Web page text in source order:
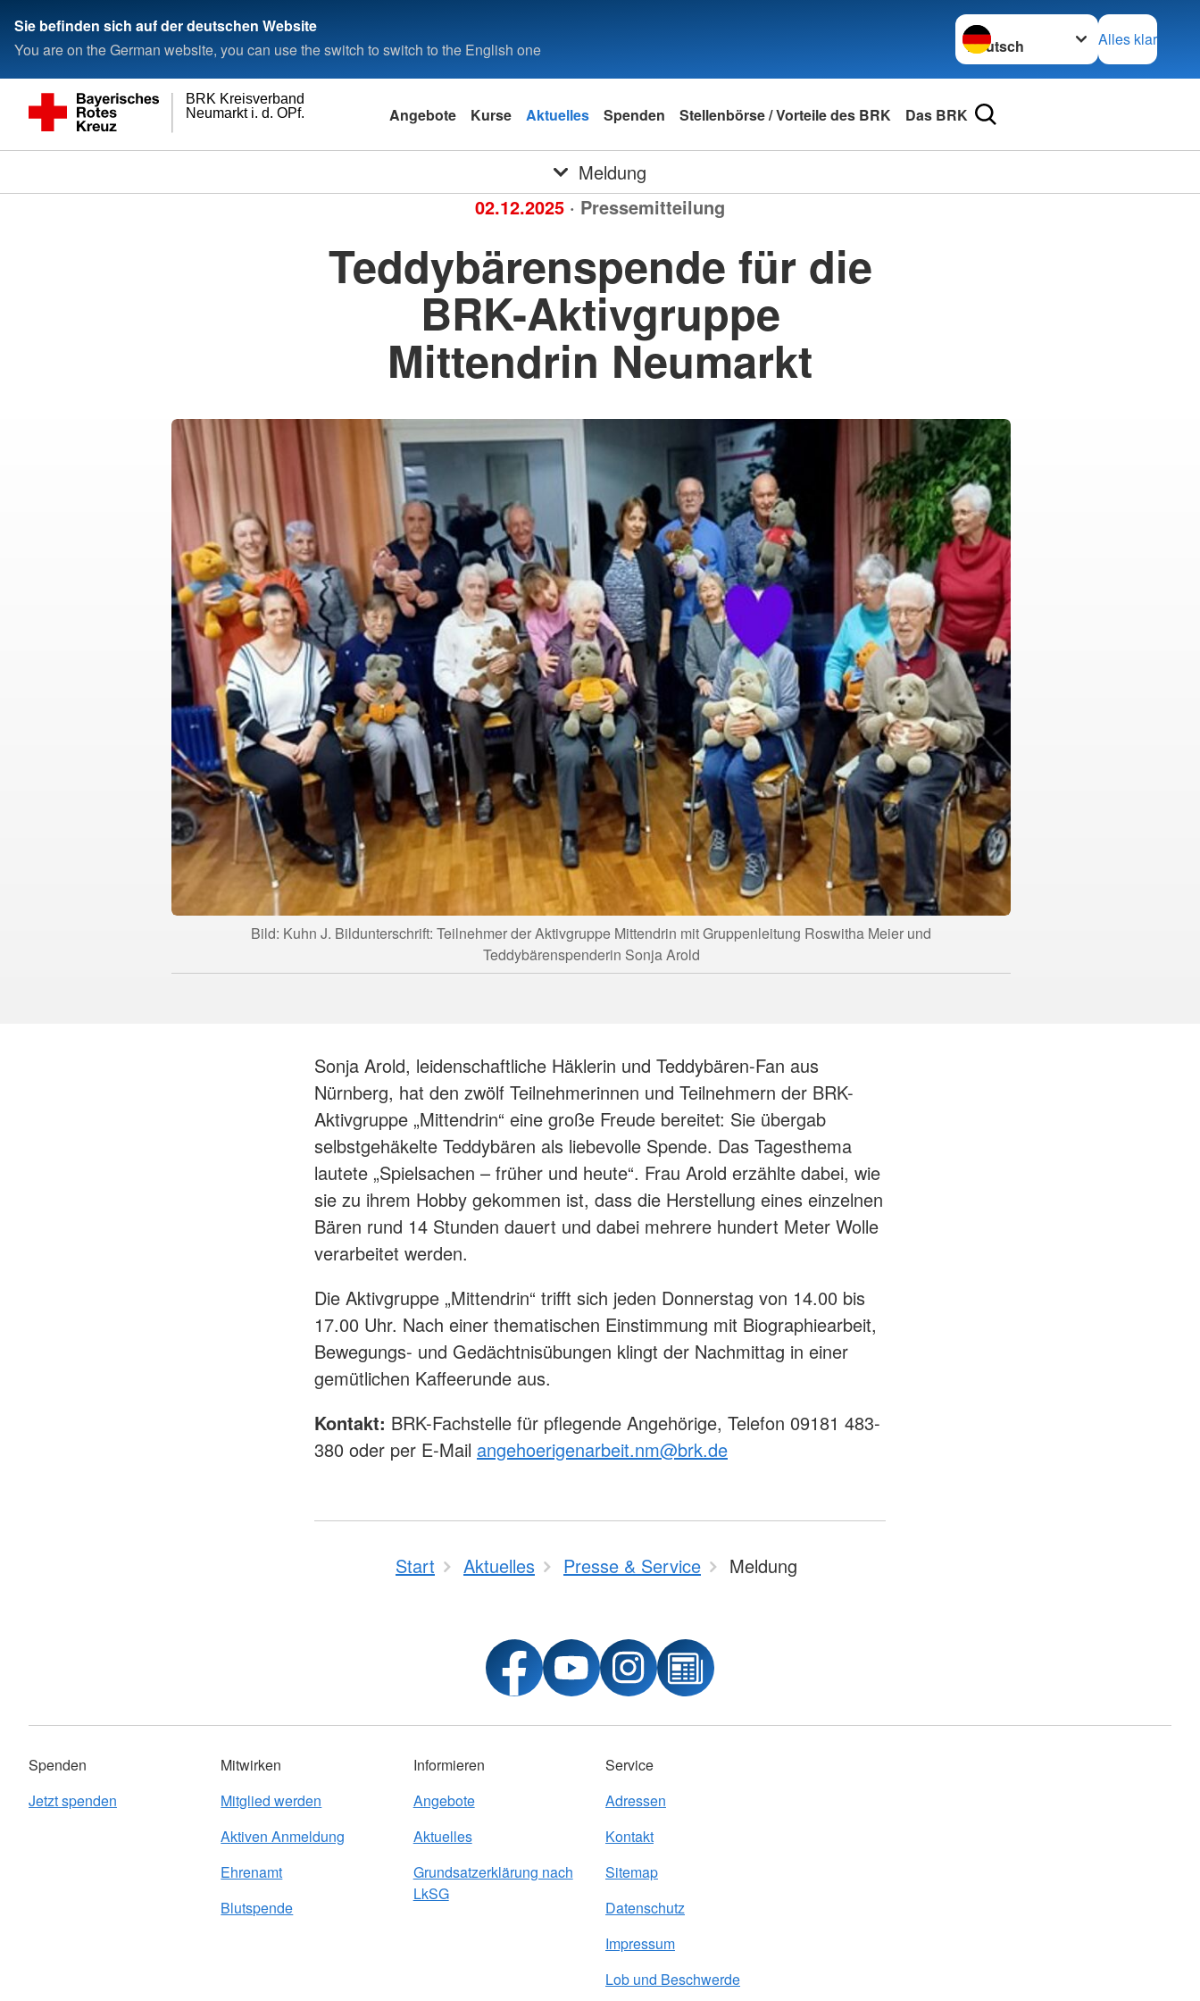
Sie befinden sich auf der deutschen Website
You are on the German website, you can use the switch to switch to the English one
Sprache wechseln zu
Alles klar
Neumarkt i. d. OPf.
BRK Kreisverband
Angebote Kurse Aktuelles Spenden Stellenbörse / Vorteile des BRK Das BRK
Meldung
02.12.2025 · Pressemitteilung
Teddybärenspende für die
BRK-Aktivgruppe
Mittendrin Neumarkt
Bild: Kuhn J. Bildunterschrift: Teilnehmer der Aktivgruppe Mittendrin mit Gruppenleitung Roswitha Meier und
Teddybärenspenderin Sonja Arold
Sonja Arold, leidenschaftliche Häklerin und Teddybären-Fan aus
Nürnberg, hat den zwölf Teilnehmerinnen und Teilnehmern der BRK-
Aktivgruppe „Mittendrin“ eine große Freude bereitet: Sie übergab
selbstgehäkelte Teddybären als liebevolle Spende. Das Tagesthema
lautete „Spielsachen – früher und heute“. Frau Arold erzählte dabei, wie
sie zu ihrem Hobby gekommen ist, dass die Herstellung eines einzelnen
Bären rund 14 Stunden dauert und dabei mehrere hundert Meter Wolle
verarbeitet werden.
Die Aktivgruppe „Mittendrin“ trifft sich jeden Donnerstag von 14.00 bis
17.00 Uhr. Nach einer thematischen Einstimmung mit Biographiearbeit,
Bewegungs- und Gedächtnisübungen klingt der Nachmittag in einer
gemütlichen Kaffeerunde aus.
Kontakt: BRK-Fachstelle für pflegende Angehörige, Telefon 09181 483-
380 oder per E-Mail angehoerigenarbeit.nm@brk.de
Start Aktuelles Presse & Service Meldung
Spenden
Jetzt spenden
Mitwirken
Mitglied werden
Aktiven Anmeldung
Ehrenamt
Blutspende
Informieren
Angebote
Aktuelles
Grundsatzerklärung nach
LkSG
Service
Adressen
Kontakt
Sitemap
Datenschutz
Impressum
Lob und Beschwerde